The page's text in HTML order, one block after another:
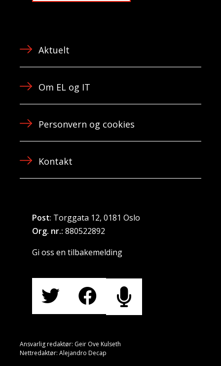
Aktuelt
Om EL og IT
Personvern og cookies
Kontakt
Post: Torggata 12, 0181 Oslo
Org. nr.: 880522892
Gi oss en tilbakemelding
Ansvarlig redaktør: Geir Ove Kulseth
Nettredaktør: Alejandro Decap